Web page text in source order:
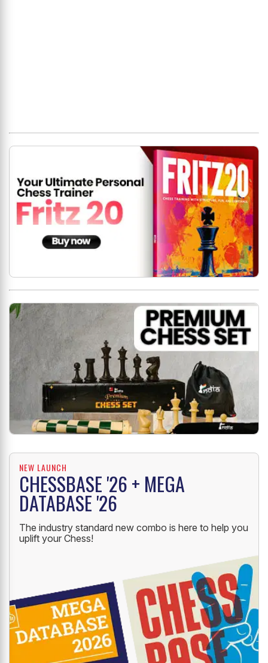
NEW LAUNCH
CHESSBASE '26 + MEGA
DATABASE '26
The industry standard new combo is here to help you
uplift your Chess!